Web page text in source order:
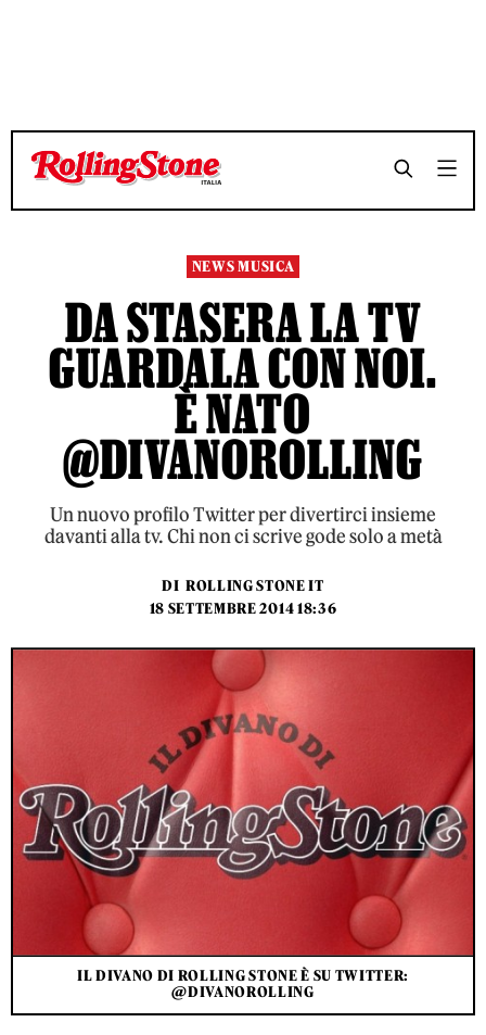
TEMPO DI LETTURA 2 MINUTI SHARE
TEMPO DI LETTURA 2 MINUTI SHARE
NEWS MUSICA
DA STASERA LA TV
GUARDALA CON NOI.
È NATO
@DIVANOROLLING
Un nuovo profilo Twitter per divertirci insieme
davanti alla tv. Chi non ci scrive gode solo a metà
DI ROLLING STONE IT
18 SETTEMBRE 2014 18:36
IL DIVANO DI ROLLING STONE È SU TWITTER:
@DIVANOROLLING